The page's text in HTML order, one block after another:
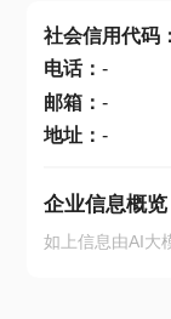
社会信用代码：
电话： -
邮箱： -
地址： -
企业信息概览
如上信息由AI大